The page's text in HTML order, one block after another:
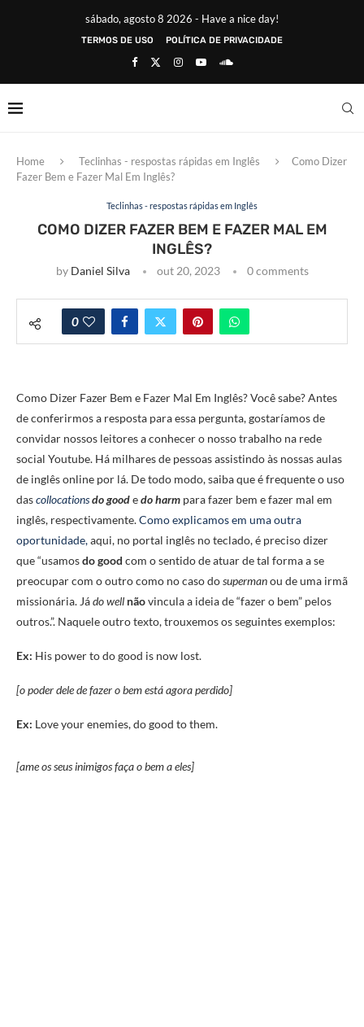
sábado, agosto 8 2026 - Have a nice day!
TERMOS DE USO POLÍTICA DE PRIVACIDADE
Home Teclinhas - respostas rápidas em Inglês
Como Dizer
Fazer Bem e Fazer Mal Em Inglês?
Teclinhas - respostas rápidas em Inglês
COMO DIZER FAZER BEM E FAZER MAL EM
INGLÊS?
by Daniel Silva out 20, 2023 0 comments
0
Como Dizer Fazer Bem e Fazer Mal Em Inglês? Você sabe? Antes
de conferirmos a resposta para essa pergunta, gostaríamos de
convidar nossos leitores a conhecer o nosso trabalho na rede
social Youtube. Há milhares de pessoas assistindo às nossas aulas
de inglês online por lá. De todo modo, saiba que é frequente o uso
dascollocationsdo goodedo harm para fazer bem e fazer mal em
inglês, respectivamente.Como explicamos em uma outra
oportunidade,aqui, no portal inglês no teclado, é preciso dizer
que “usamosdo good com o sentido de atuar de tal forma a se
preocupar com o outro como no caso dosupermanou de uma irmã
missionária. Jádo well nãovincula a ideia de “fazer o bem” pelos
outros.”. Naquele outro texto, trouxemos os seguintes exemplos:
Ex: His power to do good is now lost.
[o poder dele de fazer o bem está agora perdido]
Ex: Love your enemies, do good to them.
[ame os seus inimigos faça o bem a eles]